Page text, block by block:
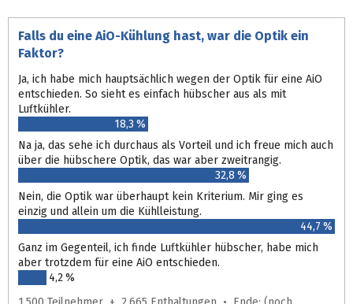
Falls du eine AiO-Kühlung hast, war die Optik ein
Faktor?
Ja, ich habe mich hauptsächlich wegen der Optik für eine AiO
entschieden. So sieht es einfach hübscher aus als mit
Luftkühler.
18,3 %
Na ja, das sehe ich durchaus als Vorteil und ich freue mich auch
über die hübschere Optik, das war aber zweitrangig.
32,8 %
Nein, die Optik war überhaupt kein Kriterium. Mir ging es
einzig und allein um die Kühlleistung.
44,7 %
Ganz im Gegenteil, ich finde Luftkühler hübscher, habe mich
aber trotzdem für eine AiO entschieden.
4,2 %